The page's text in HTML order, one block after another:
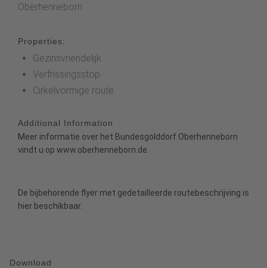
Oberhenneborn
Properties:
Gezinsvriendelijk
Verfrissingsstop
Cirkelvormige route
Additional Information
Meer informatie over het Bundesgolddorf Oberhenneborn
vindt u op www.oberhenneborn.de.
De bijbehorende flyer met gedetailleerde routebeschrijving is
hier beschikbaar.
Download